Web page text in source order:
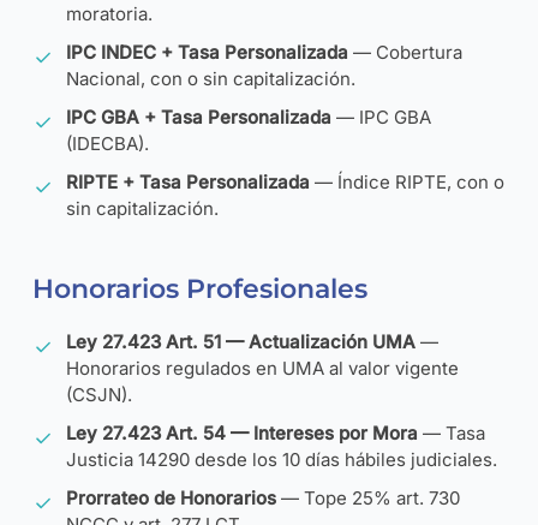
moratoria.
IPC INDEC + Tasa Personalizada — Cobertura
Nacional, con o sin capitalización.
IPC GBA + Tasa Personalizada — IPC GBA
(IDECBA).
RIPTE + Tasa Personalizada — Índice RIPTE, con o
sin capitalización.
Honorarios Profesionales
Ley 27.423 Art. 51 — Actualización UMA—
Honorarios regulados en UMA al valor vigente
(CSJN).
Ley 27.423 Art. 54 — Intereses por Mora — Tasa
Justicia 14290 desde los 10 días hábiles judiciales.
Prorrateo de Honorarios— Tope 25% art. 730